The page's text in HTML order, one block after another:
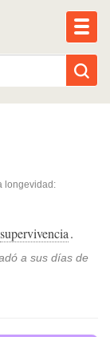
longevidad:
supervivencia.
a sus días de